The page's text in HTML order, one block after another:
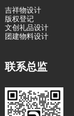
吉祥物设计
版权登记
文创礼品设计
团建物料设计
联系总监